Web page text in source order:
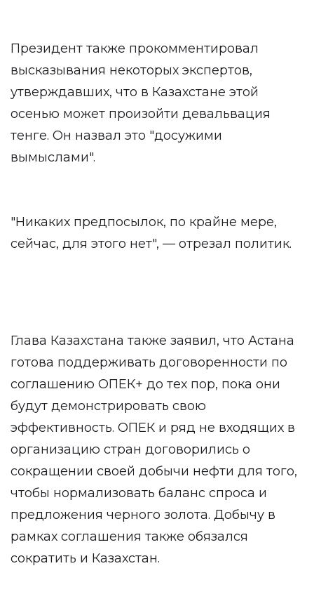
Президент также прокомментировал
высказывания некоторых экспертов,
утверждавших, что в Казахстане этой
осенью может произойти девальвация
тенге. Он назвал это "досужими
вымыслами".
"Никаких предпосылок, по крайне мере,
сейчас, для этого нет", — отрезал политик.
Глава Казахстана также заявил, что Астана
готова поддерживать договоренности по
соглашению ОПЕК+ до тех пор, пока они
будут демонстрировать свою
эффективность. ОПЕК и ряд не входящих в
организацию стран договорились о
сокращении своей добычи нефти для того,
чтобы нормализовать баланс спроса и
предложения черного золота. Добычу в
рамках соглашения также обязался
сократить и Казахстан.